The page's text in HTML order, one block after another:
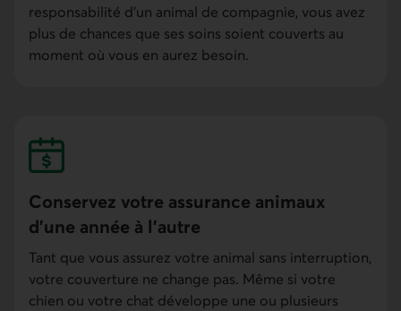
responsabilité d'un animal de compagnie, vous avez
plus de chances que ses soins soient couverts au
moment où vous en aurez besoin.
Conservez votre assurance animaux
d'une année à l'autre
Tant que vous assurez votre animal sans interruption,
votre couverture ne change pas. Même si votre
chien ou votre chat développe une ou plusieurs